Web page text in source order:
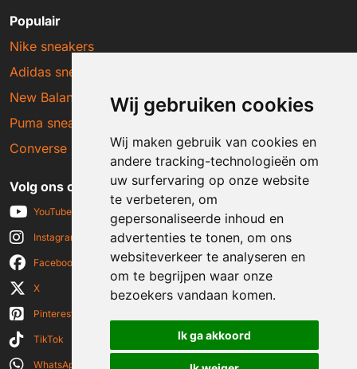
Wij gebruiken cookies
Wij maken gebruik van cookies en
andere tracking-technologieën om
uw surfervaring op onze website
te verbeteren, om
gepersonaliseerde inhoud en
advertenties te tonen, om ons
websiteverkeer te analyseren en
om te begrijpen waar onze
bezoekers vandaan komen.
Ik ga akkoord
Populair
Nike sneakers
Adidas sneakers
New Balance sneakers
Puma sneakers
Converse sneakers
Volg ons op social media
YouTube
Instagram
Facebook
X
Pinterest
TikTok
WhatsApp